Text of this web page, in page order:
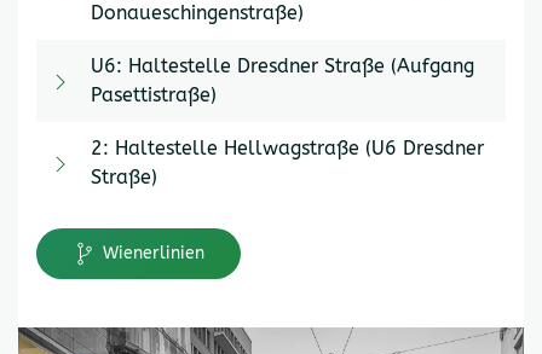
Donaueschingenstraße)
U6: Haltestelle Dresdner Straße (Aufgang
Pasettistraße)
2: Haltestelle Hellwagstraße (U6 Dresdner
Straße)
Wienerlinien